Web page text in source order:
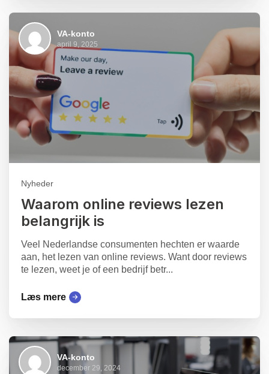
VA-konto
april 9, 2025
Nyheder
Waarom online reviews lezen
belangrijk is
Veel Nederlandse consumenten hechten er waarde
aan, het lezen van online reviews. Want door reviews
te lezen, weet je of een bedrijf betr...
Læs mere
VA-konto
december 29, 2024